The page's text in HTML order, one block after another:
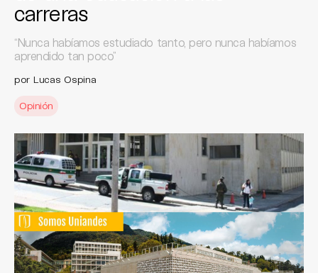
carreras
“Nunca habíamos estudiado tanto, pero nunca habíamos
aprendido tan poco”
por Lucas Ospina
Opinión